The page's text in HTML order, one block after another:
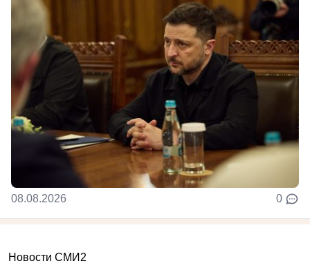
08.08.2026 0
Новости СМИ2